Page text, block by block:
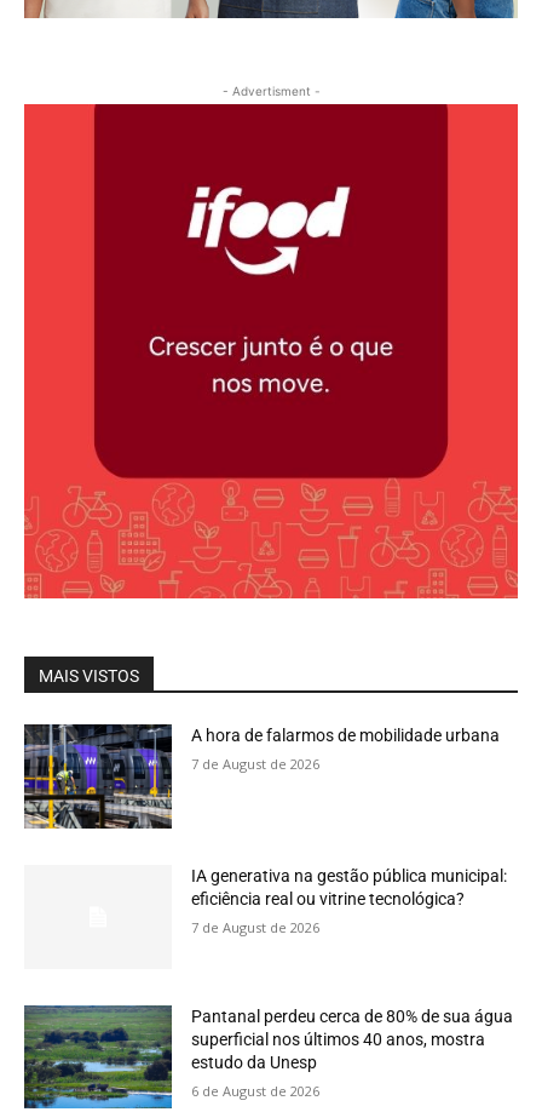
- Advertisment -
MAIS VISTOS
A hora de falarmos de mobilidade urbana
7 de August de 2026
IA generativa na gestão pública municipal:
eficiência real ou vitrine tecnológica?
7 de August de 2026
Pantanal perdeu cerca de 80% de sua água
superficial nos últimos 40 anos, mostra
estudo da Unesp
6 de August de 2026